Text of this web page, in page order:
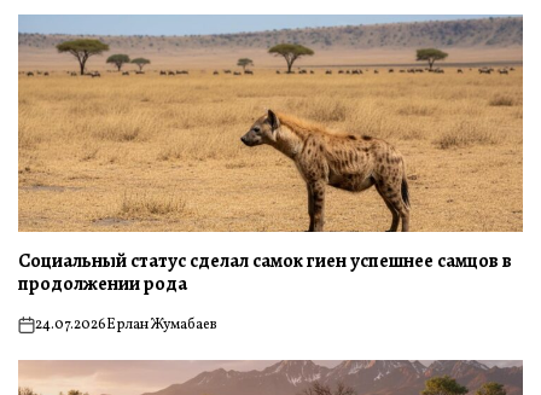
Социальный статус сделал самок гиен успешнее самцов в
продолжении рода
on24.07.2026Ерлан Жумабаев